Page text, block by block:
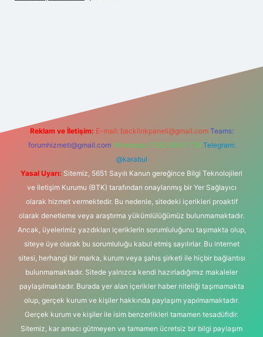
Reklam ve İletişim: E-mail: backlinkpaneli@gmail.com Teams:
forumhizmeti@gmail.com Whatsapp: 0262 606 0 726 Telegram:
@karabul
Yasal Uyarı: Sitemiz, 5651 Sayılı Kanun gereğince Bilgi Teknolojileri
ve İletişim Kurumu (BTK) tarafından onaylanmış bir Yer Sağlayıcı
olarak hizmet vermektedir. Bu nedenle, sitedeki içerikleri proaktif
olarak denetleme veya araştırma yükümlülüğümüz bulunmamaktadır.
Ancak, üyelerimiz yazdıkları içeriklerin sorumluluğunu taşımakta olup,
siteye üye olarak bu sorumluluğu kabul etmiş sayılırlar. Bu internet
sitesi, herhangi bir marka, kurum veya şahıs şirketi ile hiçbir bağlantısı
bulunmamaktadır. Sitede yalnızca kendi hazırladığımız makaleler
paylaşılmaktadır. Burada yer alan içerikler haber niteliği taşımamakta
olup, gerçek kurum ve kişiler hakkında paylaşım yapılmamaktadır.
Gerçek kurum ve kişiler ile isim benzerlikleri tamamen tesadüfidir.
Sitemiz, kar amacı gütmeyen ve tamamen ücretsiz bir bilgi paylaşım